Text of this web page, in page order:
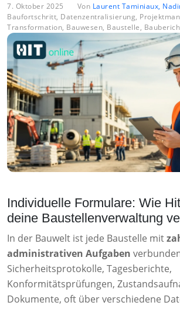
7. Oktober 2025 Von Laurent Taminiaux,
Baufortschritt, Datenzentralisierung,
Transformation, Bauwesen, Baustelle,
Individuelle Formulare: Wie
deine Baustellenverwaltung
In der Bauwelt ist jede Baustelle mit
administrativen Aufgaben
Sicherheitsprotokolle, Tagesberichte,
Konformitätsprüfungen,
Dokumente, oft über verschiedene